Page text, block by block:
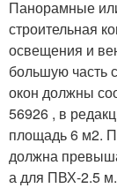
Панорамные
строительная
освещения и
большую часть
окон должны
56926 , в
площадь 6 м2.
должна
а для ПВХ-2.5 м.